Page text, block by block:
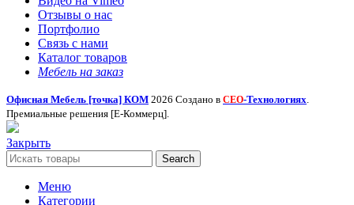
Отзывы о нас
Портфолио
Связь с нами
Каталог товаров
Мебель на заказ
Офисная Мебель [точка] КОМ 2026 Создано в СЕО-Технологиях.
Премиальные решения [Е-Коммерц].
Закрыть
Search
Меню
Категории